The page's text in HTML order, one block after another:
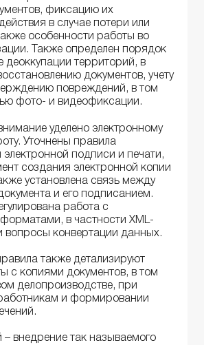
фиксацию их
в случае потери или
особенности работы во
Также определен порядок
деоккупации территорий, в
документов, учету
повреждений, в том
фото- и видеофиксации.
уделено электронному
Уточнены правила
электронной подписи и печати,
создания электронной копии
установлена связь между
и его подписанием.
работа с
в частности XML-
вопросы конвертации данных.
также детализируют
с копиями документов, в том
делопроизводстве, при
и формировании
внедрение так называемого